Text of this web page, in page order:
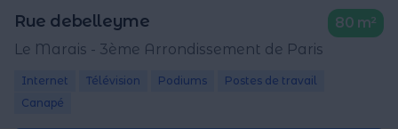
Rue debelleyme
80 m²
Le Marais - 3ème Arrondissement de Paris
Internet Télévision Podiums
Postes de travail
Canapé